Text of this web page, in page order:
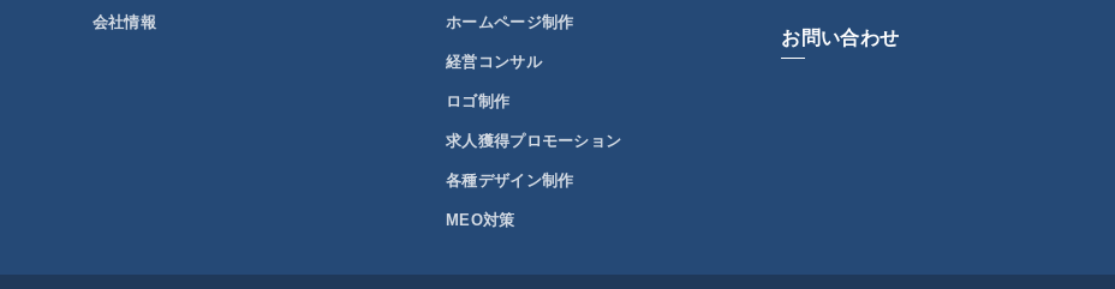
会社情報 ホームページ制作
経営コンサル
ロゴ制作
求人獲得プロモーション
各種デザイン制作
MEO対策
お問い合わせ